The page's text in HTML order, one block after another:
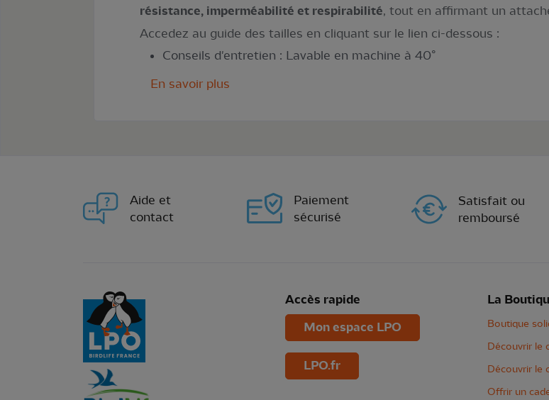
résistance, imperméabilité et respirabilité, tout en affirmant un
Accedez au guide des tailles en cliquant sur le lien ci-dessous :
Conseils d'entretien : Lavable en machine à 40°
En savoir plus
Aide et
contact
Paiement
sécurisé
Satisfait ou
remboursé
Accès rapide
Mon espace LPO
LPO.fr
La
Boutique
Découvrir le
Découvrir le
Offrir un